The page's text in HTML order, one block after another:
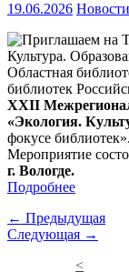
19.06.2026 Новости
Областная
библиотек
XXII
«Экология.
фокусе библиотек».
Мероприятие
г. Вологде.
Подробнее
← Предыдущая
Следующая →
<